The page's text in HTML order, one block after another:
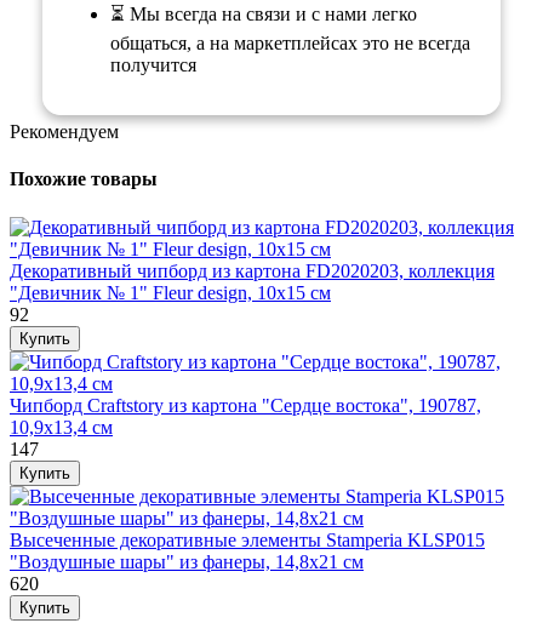
⏳ Мы всегда на связи и с нами легко
общаться, а на маркетплейсах это не всегда
получится
Рекомендуем
Похожие товары
Декоративный чипборд из картона FD2020203, коллекция
"Девичник № 1" Fleur design, 10х15 см
92
Чипборд Craftstory из картона "Сердце востока", 190787,
10,9х13,4 см
147
Высеченные декоративные элементы Stamperia KLSP015
"Воздушные шары" из фанеры, 14,8х21 см
620